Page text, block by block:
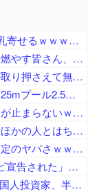
【画像】柔らかいお○ぱいの美熟女がビキニで乳寄せるｗｗｗｗｗｗｗｗｗｗ
【みい山騒動】『みいちゃんミームに危機感を燃やす皆さん、何故チー牛ミームに微温的だったの？フェミの男性揶揄を、なぜ諫めてくれなかった？』
【！】左派「広島平和式典で女子児童を警察が取り押さえて無理矢理、排除しました！」 → ネット特定班「女児？全学連のプロ活動家では？」
神奈川県藤沢市、去年７月にモスク開発許可（25mプール2.5個分くらいのサイズ） → 反対署名3万人超、藤沢市議会にモスク反対の請願・陳情が40件以上 → 市議会、すべて否決
【画像】元ハロプロまなかんのドスケベオーラが止まらないｗｗｗｗ
桜井日奈子の体の秘密「私の体は恥ずかしい…ほかの人とはちょっと変わってるの」
【画像】スマホ撮影も可のグラドル撮影会、安定のヤバさｗｗｗｗ
「某漫画のせいで娘は正社員雇用を4日目でクビ宣告された」とジャーナリストがアニメ化中止を要求、まず最初に会社を訴えたら？とのツッコミが……
少し前までレバレッジETFを買いまくってた韓国人投資家、半導体株が下落局面に突入したと判断した途端に……